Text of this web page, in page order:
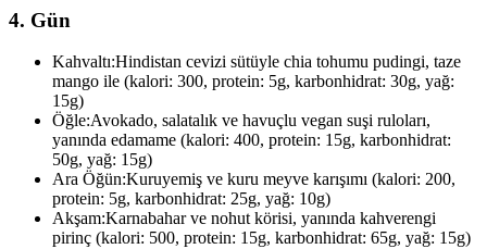
4. Gün
Kahvaltı:Hindistan cevizi sütüyle chia tohumu pudingi, taze
mango ile (kalori: 300, protein: 5g, karbonhidrat: 30g, yağ:
15g)
Öğle:Avokado, salatalık ve havuçlu vegan suşi ruloları,
yanında edamame (kalori: 400, protein: 15g, karbonhidrat:
50g, yağ: 15g)
Ara Öğün:Kuruyemiş ve kuru meyve karışımı (kalori: 200,
protein: 5g, karbonhidrat: 25g, yağ: 10g)
Akşam:Karnabahar ve nohut körisi, yanında kahverengi
pirinç (kalori: 500, protein: 15g, karbonhidrat: 65g, yağ: 15g)